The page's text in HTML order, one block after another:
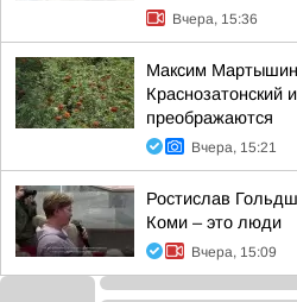
Вчера, 15:36
Максим
Краснозатонский
преображаются
Вчера, 15:21
Ростислав
Коми – это люди
Вчера, 15:09